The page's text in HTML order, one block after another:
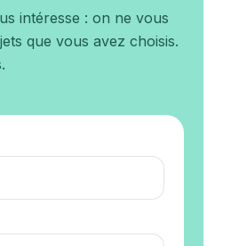
intéresse : on ne vous
que vous avez choisis.